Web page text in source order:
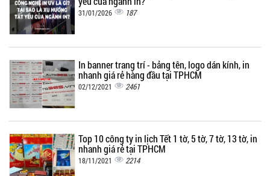
31/01/2026 187
In banner trang trí - bảng tên, logo dán kính, in
nhanh giá rẻ hàng đầu tại TPHCM
02/12/2021 2461
Top 10 công ty in lịch Tết 1 tờ, 5 tờ, 7 tờ, 13 tờ, in
nhanh giá rẻ tại TPHCM
18/11/2021 2214